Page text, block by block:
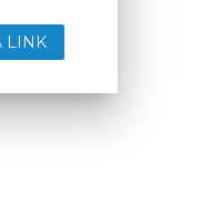
LINK